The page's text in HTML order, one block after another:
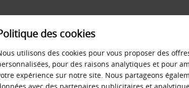
SERVICES &
LOCATION
des cookies
utilisons des cookies pour vous proposer des
pour des raisons analytiques et pour
expérience sur notre site. Nous partageons